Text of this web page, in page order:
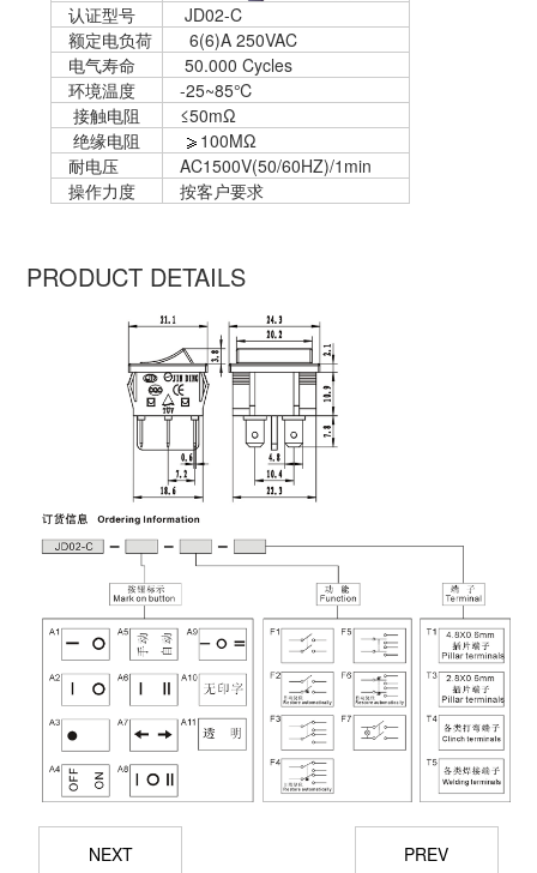
认证型号
JD02-C
额定电负荷
6(6)A 250VAC
电气寿命
50.000 Cycles
环境温度
-25~85℃
接触电阻
≤50mΩ
绝缘电阻
100MΩ
耐电压
AC1500V(50/60HZ)/1min
操作力度
按客户要求
PRODUCT DETAILS
NEXT PREV